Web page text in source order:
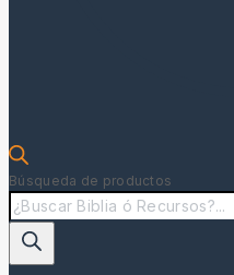
Búsqueda de productos